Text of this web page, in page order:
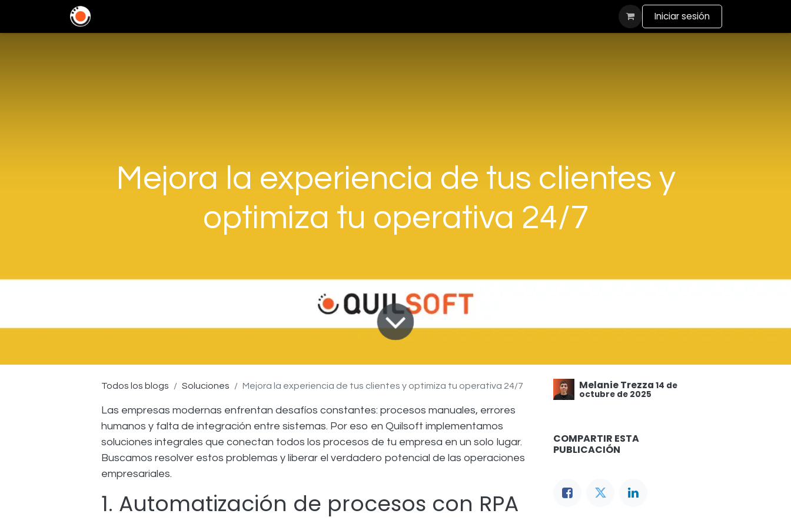
Iniciar sesión
Mejora la experiencia de tus clientes y
optimiza tu operativa 24/7
Todos los blogs Soluciones Mejora la experiencia de tus clientes y optimiza tu operativa 24/7
Las empresas modernas enfrentan desafíos constantes: procesos manuales, errores
humanos y falta de integración entre sistemas. Por eso en Quilsoft implementamos
soluciones integrales que conectan todos los procesos de tu empresa en un solo lugar.
Buscamos resolver estos problemas y liberar el verdadero potencial de las operaciones
empresariales.
1. Automatización de procesos con RPA
Melanie Trezza 14 de
octubre de 2025
COMPARTIR ESTA
PUBLICACIÓN